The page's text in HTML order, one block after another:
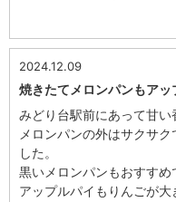
2024.12.09
焼きたてメロンパンもア
みどり台駅前にあって甘い
メロンパンの外はサクサ
した。
黒いメロンパンもおすすめ
アップルパイもりんごが大